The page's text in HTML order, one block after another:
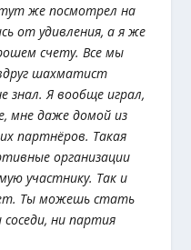
же посмотрел на
от удивления, а я же
счету. Все мы
шахматист
знал. Я вообще играл,
мне даже домой из
партнёров. Такая
организации
участнику. Так и
Ты можешь стать
ни партия